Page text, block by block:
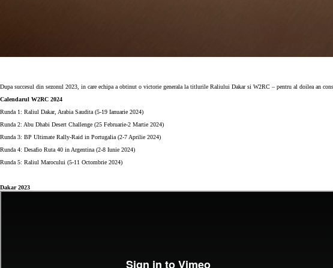
Dupa succesul din sezonul 2023, in care echipa a obtinut o victorie generala la titlurile Raliului Dakar si W2RC – pentru al doilea an
Calendarul W2RC 2024
Runda 1: Raliul Dakar, Arabia Saudita (5-19 Ianuarie 2024)
Runda 2: Abu Dhabi Desert Challenge (25 Februarie-2 Martie 2024)
Runda 3: BP Ultimate Rally-Raid in Portugalia (2-7 Aprilie 2024)
Runda 4: Desafio Ruta 40 in Argentina (2-8 Iunie 2024)
Runda 5: Raliul Marocului (5-11 Octombrie 2024)
Dakar 2023